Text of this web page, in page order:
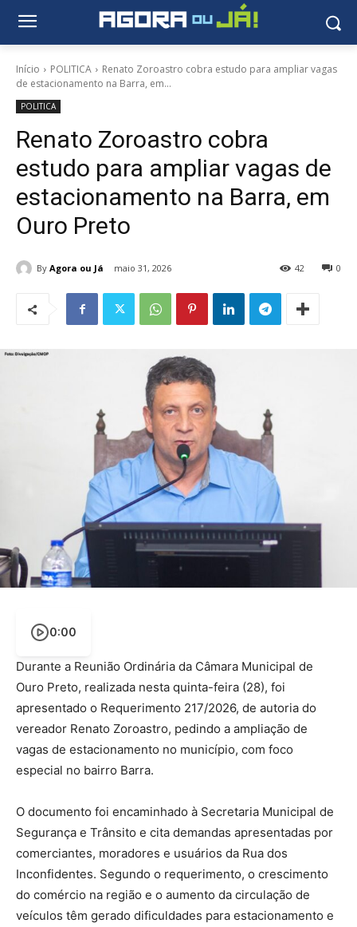
Início POLITICA
Renato Zoroastro cobra estudo para ampliar vagas
de estacionamento na Barra, em...
POLITICA
Renato Zoroastro cobra
estudo para ampliar vagas de
estacionamento na Barra, em
Ouro Preto
By Agora ou Já maio 31, 2026 0
42
0:00
Durante a Reunião Ordinária da Câmara Municipal de
Ouro Preto, realizada nesta quinta-feira (28), foi
apresentado o Requerimento 217/2026, de autoria do
vereador Renato Zoroastro, pedindo a ampliação de
vagas de estacionamento no município, com foco
especial no bairro Barra.
O documento foi encaminhado à Secretaria Municipal de
Segurança e Trânsito e cita demandas apresentadas por
comerciantes, moradores e usuários da Rua dos
Inconfidentes. Segundo o requerimento, o crescimento
do comércio na região e o aumento da circulação de
veículos têm gerado dificuldades para estacionamento e